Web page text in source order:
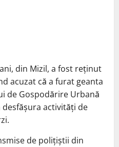
din Mizil, a fost reținut
acuzat că a furat geanta
de Gospodărire Urbană
desfășura activități de
de polițiștii din